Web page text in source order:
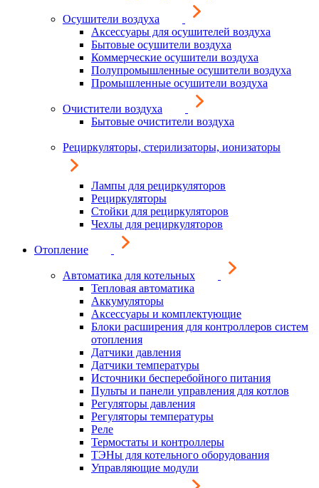
Осушители воздуха
Аксессуары для осушителей воздуха
Бытовые осушители воздуха
Коммерческие осушители воздуха
Полупромышленные осушители воздуха
Промышленные осушители воздуха
Очистители воздуха
Бытовые очистители воздуха
Рециркуляторы, стерилизаторы, ионизаторы
Лампы для рециркуляторов
Рециркуляторы
Стойки для рециркуляторов
Чехлы для рециркуляторов
Отопление
Автоматика для котельных
Тепловая автоматика
Аккумуляторы
Аксессуары и комплектующие
Блоки расширения для контроллеров систем
отопления
Датчики давления
Датчики температуры
Источники бесперебойного питания
Пульты и панели управления для котлов
Регуляторы давления
Регуляторы температуры
Реле
Термостаты и контроллеры
ТЭНы для котельного оборудования
Управляющие модули